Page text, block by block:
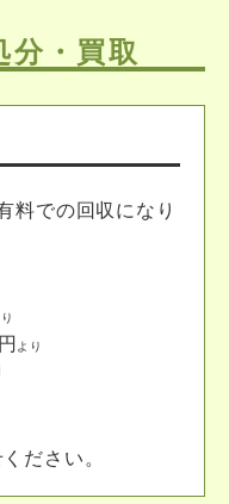
分・買取
料での回収になり
より
ださい。